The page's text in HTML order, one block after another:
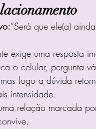
“Será que ele(a)
exige uma resposta
o celular, pergunta
logo a dúvida
intensidade.
relação marcada